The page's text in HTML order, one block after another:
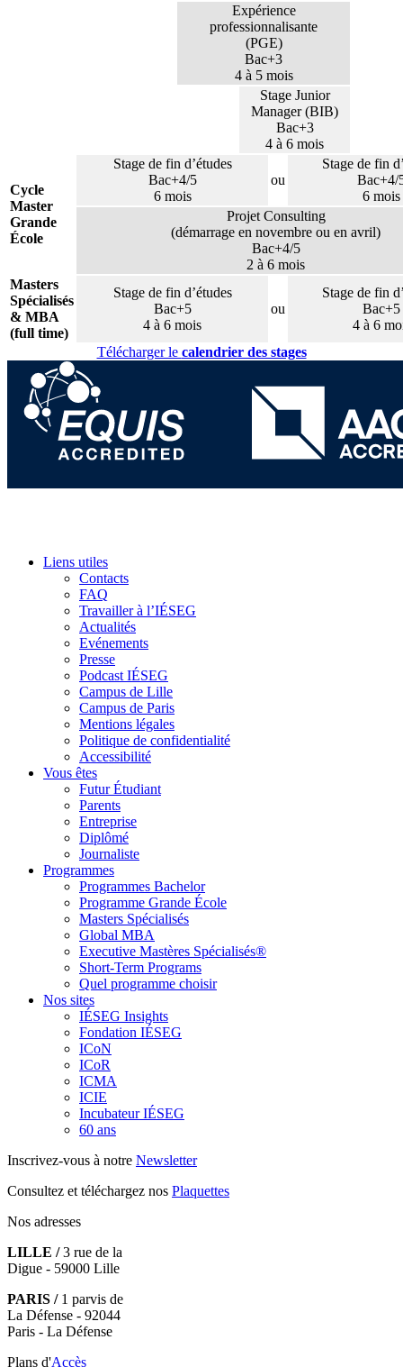
Expérience
professionnalisante
(PGE)
Bac+3
4 à 5 mois
Stage Junior
Manager (BIB)
Bac+3
4 à 6 mois
Cycle
Master
Grande
École
Stage de fin d’études
Bac+4/5
6 mois
ou
Stage de fin
Bac+4/
6 mois
Projet Consulting
(démarrage en novembre ou en avril)
Bac+4/5
2 à 6 mois
Masters
Spécialisés
& MBA
(full time)
Stage de fin d’études
Bac+5
4 à 6 mois
ou
Stage de fin
Bac+5
4 à 6
Télécharger le calendrier des stages
Liens utiles
Contacts
FAQ
Travailler à l’IÉSEG
Actualités
Evénements
Presse
Podcast IÉSEG
Campus de Lille
Campus de Paris
Mentions légales
Politique de confidentialité
Accessibilité
Vous êtes
Futur Étudiant
Parents
Entreprise
Diplômé
Journaliste
Programmes
Programmes Bachelor
Programme Grande École
Masters Spécialisés
Global MBA
Executive Mastères Spécialisés®
Short-Term Programs
Quel programme choisir
Nos sites
IÉSEG Insights
Fondation IÉSEG
ICoN
ICoR
ICMA
ICIE
Incubateur IÉSEG
60 ans
Inscrivez-vous à notre Newsletter
Consultez et téléchargez nos Plaquettes
Nos adresses
LILLE /3 rue de la
Digue - 59000 Lille
PARIS /1 parvis de
La Défense - 92044
Paris - La Défense
Plans d'Accès